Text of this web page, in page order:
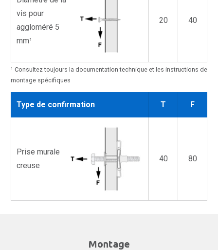
vis pour
aggloméré 5
mm¹
20 40
¹ Consultez toujours la documentation technique et les instructions de
montage spécifiques
Type de confirmation T F
Prise murale
creuse
40 80
Montage